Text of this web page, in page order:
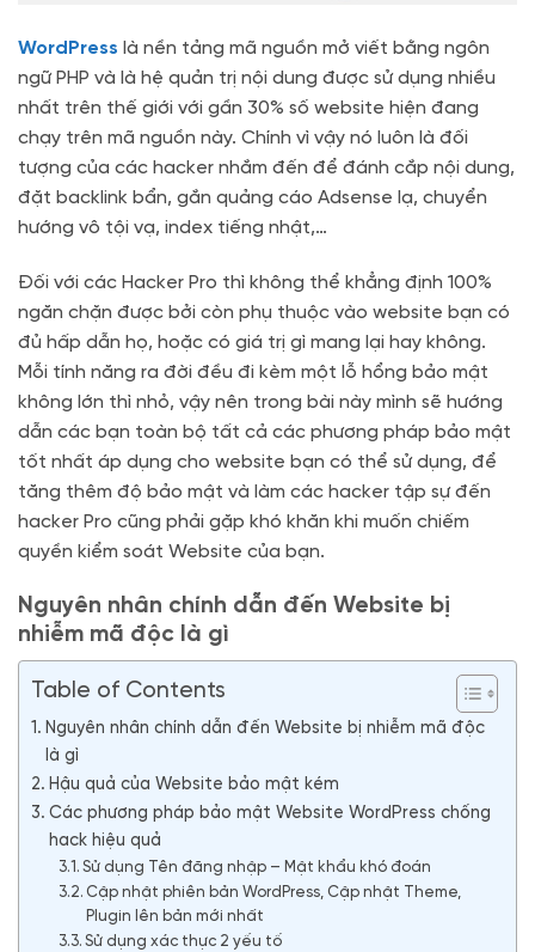
WordPress là nền tảng mã nguồn mở viết bằng ngôn
ngữ PHP và là hệ quản trị nội dung được sử dụng nhiều
nhất trên thế giới với gần 30% số website hiện đang
chạy trên mã nguồn này. Chính vì vậy nó luôn là đối
tượng của các hacker nhắm đến để đánh cắp nội dung,
đặt backlink bẩn, gắn quảng cáo Adsense lạ, chuyển
hướng vô tội vạ, index tiếng nhật,…
Đối với các Hacker Pro thì không thể khẳng định 100%
ngăn chặn được bởi còn phụ thuộc vào website bạn có
đủ hấp dẫn họ, hoặc có giá trị gì mang lại hay không.
Mỗi tính năng ra đời đều đi kèm một lỗ hổng bảo mật
không lớn thì nhỏ, vậy nên trong bài này mình sẽ hướng
dẫn các bạn toàn bộ tất cả các phương pháp bảo mật
tốt nhất áp dụng cho website bạn có thể sử dụng, để
tăng thêm độ bảo mật và làm các hacker tập sự đến
hacker Pro cũng phải gặp khó khăn khi muốn chiếm
quyền kiểm soát Website của bạn.
Nguyên nhân chính dẫn đến Website bị
nhiễm mã độc là gì
Table of Contents
Nguyên nhân chính dẫn đến Website bị nhiễm mã độc
là gì
Hậu quả của Website bảo mật kém
Các phương pháp bảo mật Website WordPress chống
hack hiệu quả
Sử dụng Tên đăng nhập – Mật khẩu khó đoán
Cập nhật phiên bản WordPress, Cập nhật Theme,
Plugin lên bản mới nhất
Sử dụng xác thực 2 yếu tố